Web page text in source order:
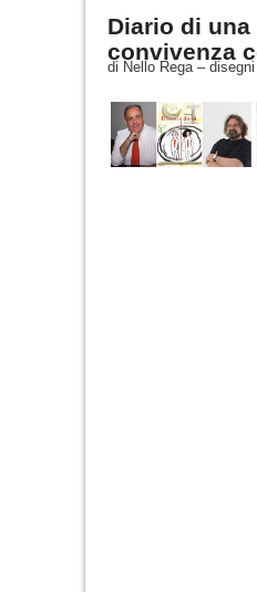
Diario di una
convivenza
di Nello Rega –